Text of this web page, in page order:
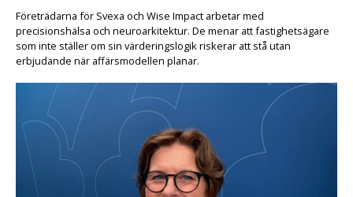
Företrädarna för Svexa och Wise Impact arbetar med
precisionshälsa och neuroarkitektur. De menar att fastighetsägare
som inte ställer om sin värderingslogik riskerar att stå utan
erbjudande när affärsmodellen planar.